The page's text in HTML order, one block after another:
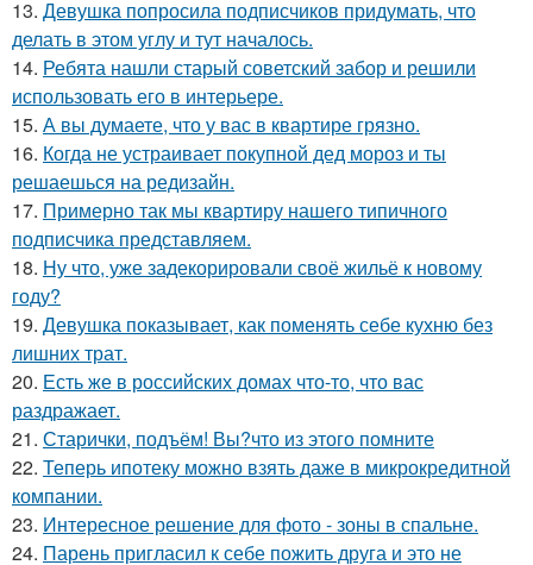
13. Девушка попросила подписчиков придумать, что
делать в этом углу и тут началось.
14. Ребята нашли старый советский забор и решили
использовать его в интерьере.
15. А вы думаете, что у вас в квартире грязно.
16. Когда не устраивает покупной дед мороз и ты
решаешься на редизайн.
17. Примерно так мы квартиру нашего типичного
подписчика представляем.
18. Ну что, уже задекорировали своё жильё к новому
году?
19. Девушка показывает, как поменять себе кухню без
лишних трат.
20. Есть же в российских домах что-то, что вас
раздражает.
21. Старички, подъём! Вы?что из этого помните
22. Теперь ипотеку можно взять даже в микрокредитной
компании.
23. Интересное решение для фото - зоны в спальне.
24. Парень пригласил к себе пожить друга и это не